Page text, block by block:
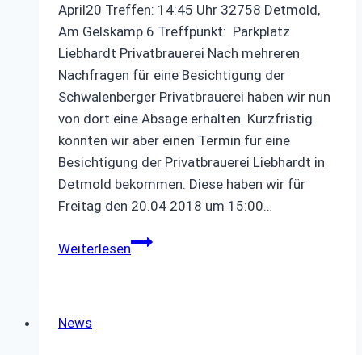
April20 Treffen: 14:45 Uhr 32758 Detmold,
Am Gelskamp 6 Treffpunkt: Parkplatz
Liebhardt Privatbrauerei Nach mehreren
Nachfragen für eine Besichtigung der
Schwalenberger Privatbrauerei haben wir nun
von dort eine Absage erhalten. Kurzfristig
konnten wir aber einen Termin für eine
Besichtigung der Privatbrauerei Liebhardt in
Detmold bekommen. Diese haben wir für
Freitag den 20.04 2018 um 15:00…
WeiterlesenBrauereibesichtigung
News